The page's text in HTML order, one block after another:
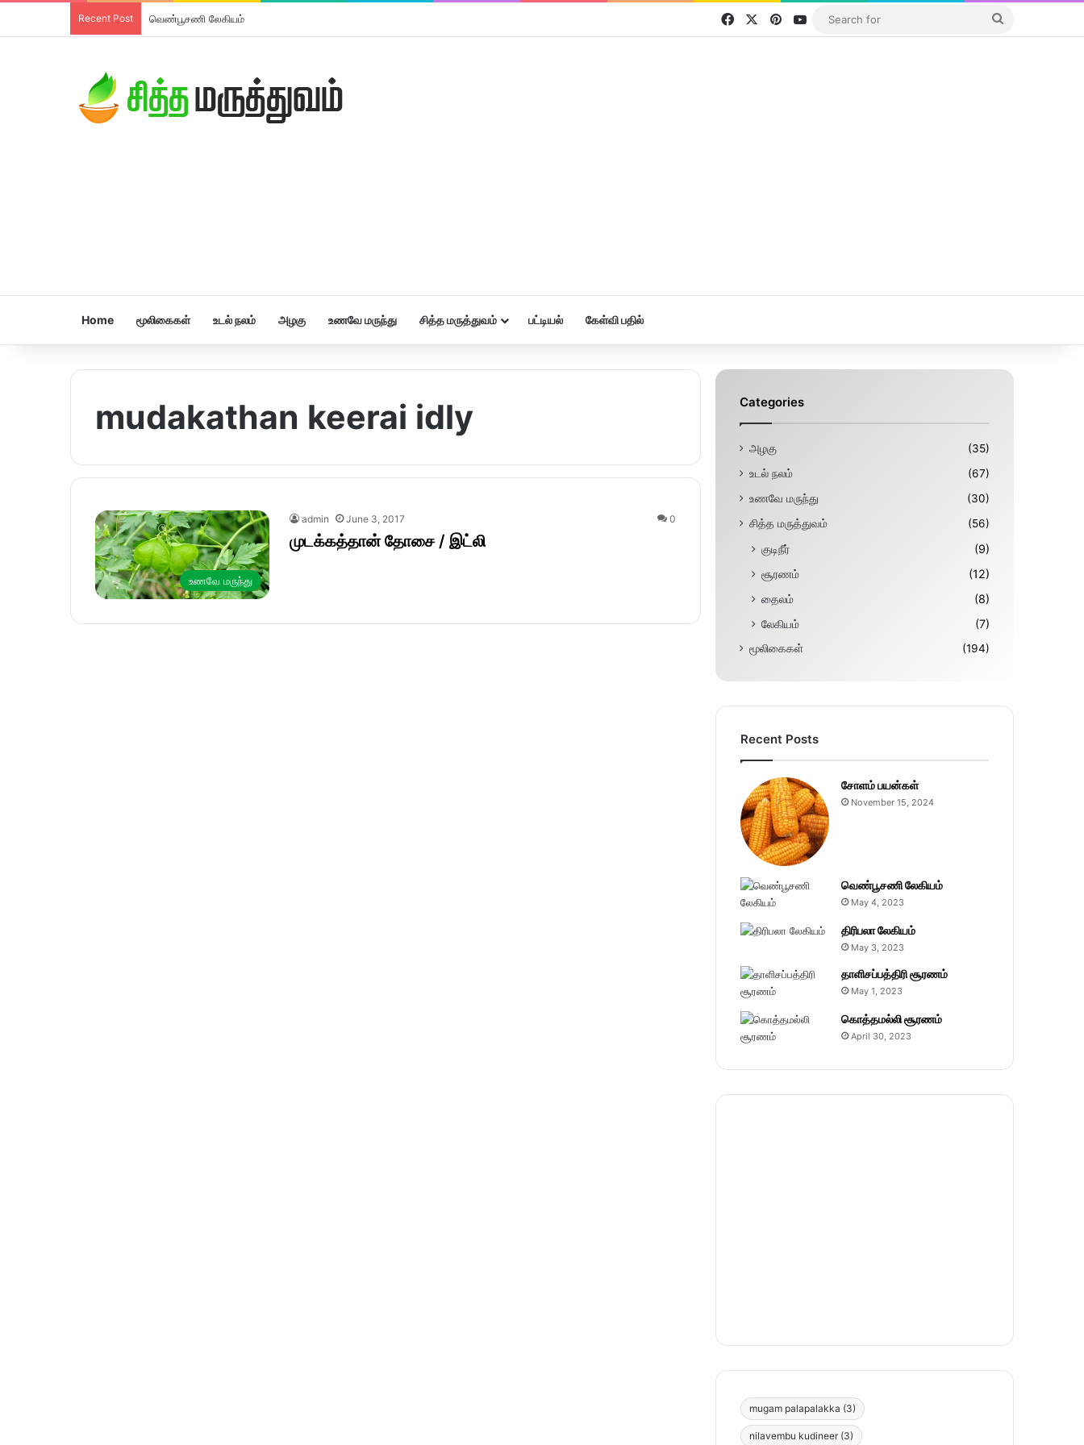
Recent Post வெண்பூசணி லேகியம் FacebookPinterestYouTube
Home மூலிகைகள் உடல் நலம் அழகு உணவே மருந்து சித்த மருத்துவம் பட்டியல் கேள்வி பதில்
mudakathan keerai idly
உணவே மருந்து
admin June 3, 2017 0
முடக்கத்தான் தோசை / இட்லி
Categories
அழகு
(35)
உடல் நலம்
(67)
உணவே மருந்து
(30)
சித்த மருத்துவம்
(56)
குடிநீர்
(9)
சூரணம்
(12)
தைலம்
(8)
லேகியம்
(7)
மூலிகைகள் (194)
Recent Posts
சோளம் பயன்கள்
November 15, 2024
வெண்பூசணி லேகியம்
May 4, 2023
திரிபலா லேகியம்
May 3, 2023
தாளிசப்பத்திரி சூரணம்
May 1, 2023
கொத்தமல்லி சூரணம்
April 30, 2023
mugam palapalakka (3)
nilavembu kudineer (3)